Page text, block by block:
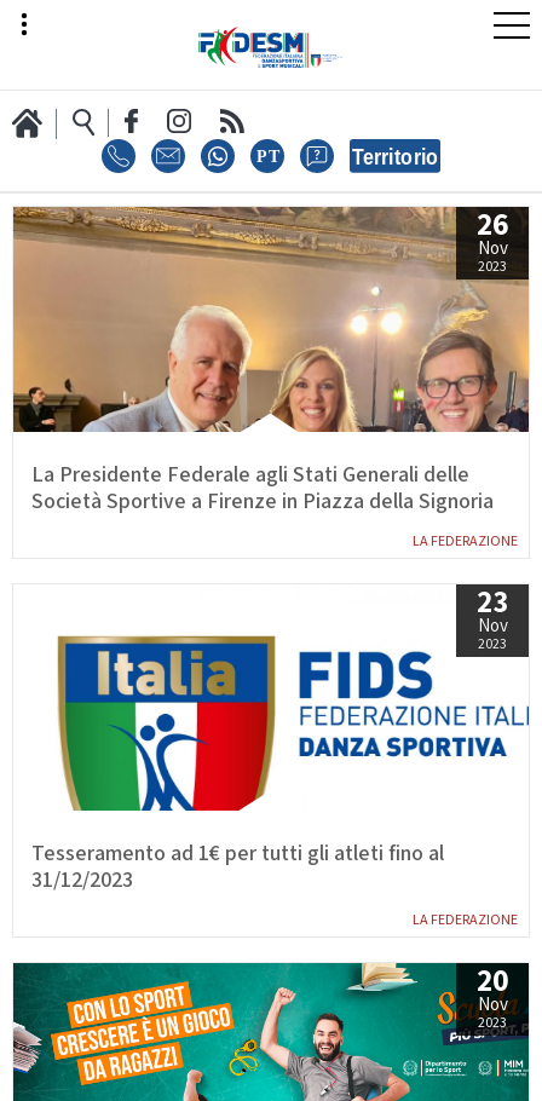
LA FEDERAZIONE
AREA SPORT
AREA TECNICA
Contatti Discipline
Tesseramento
Formazione Albo Soci
Calendario Gare Media
26
Nov
2023
LA FEDERAZIONE
La Presidente Federale agli Stati Generali delle
Società Sportive a Firenze in Piazza della Signoria
23
Nov
2023
LA FEDERAZIONE
Tesseramento ad 1€ per tutti gli atleti fino al
31/12/2023
20
Nov
2023